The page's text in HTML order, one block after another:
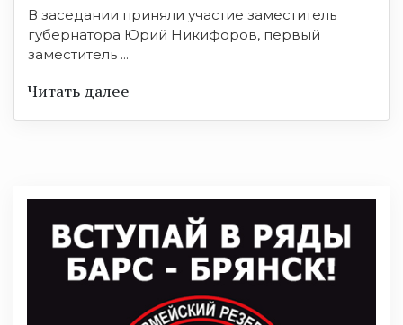
В заседании приняли участие заместитель
губернатора Юрий Никифоров, первый
заместитель ...
Читать далее